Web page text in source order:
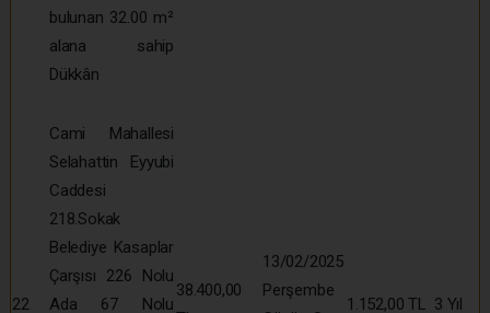
bulunan 32.00 m²
alana sahip
Dükkân
22
Cami Mahallesi
Selahattin Eyyubi
Caddesi
218.Sokak
Belediye Kasaplar
Çarşısı 226 Nolu
Ada 67 Nolu
38.400,00
13/02/2025
Perşembe
1.152,00 TL 3 Yıl